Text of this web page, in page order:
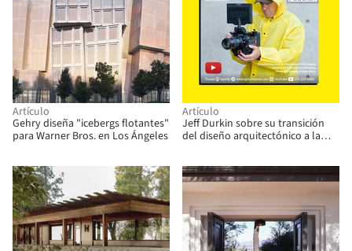
Artículo
Gehry diseña "icebergs flotantes"
para Warner Bros. en Los Ángeles
Artículo
Jeff Durkin sobre su transición
del diseño arquitectónico a la